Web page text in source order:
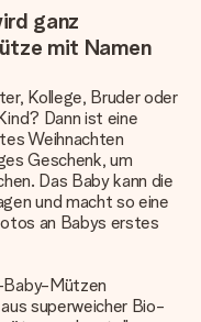
ganz
mit Namen
Kollege, Bruder oder
Dann ist eine
Weihnachten
Geschenk, um
Das Baby kann die
und macht so eine
an Babys erstes
Baby-Mützen
superweicher Bio-